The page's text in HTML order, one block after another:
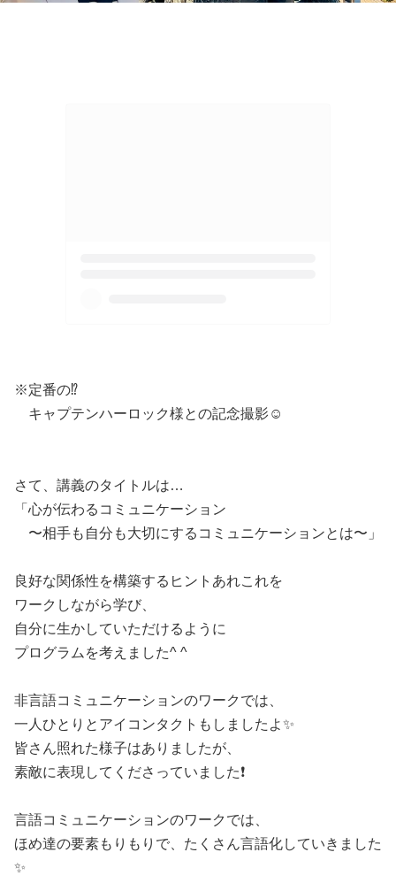
※定番の⁉️
キャプテンハーロック様との記念撮影☺️
さて、講義のタイトルは…
「心が伝わるコミュニケーション
〜相手も自分も大切にするコミュニケーションとは〜」
良好な関係性を構築するヒントあれこれを
ワークしながら学び、
自分に生かしていただけるように
プログラムを考えました^ ^
非言語コミュニケーションのワークでは、
一人ひとりとアイコンタクトもしましたよ✨
皆さん照れた様子はありましたが、
素敵に表現してくださっていました❗️
言語コミュニケーションのワークでは、
ほめ達の要素もりもりで、たくさん言語化していきました
✨